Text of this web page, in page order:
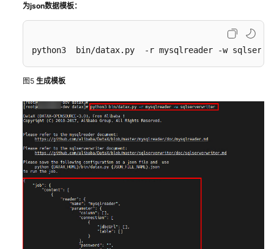
速
构
层
负
无
为json数据模板：
python3  bin/datax.py  -r mysqlreader -w
图5 生成模板